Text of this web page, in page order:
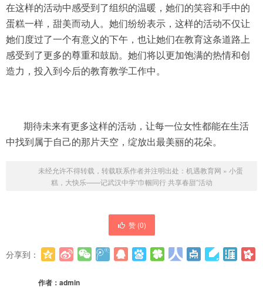
在这样的活动中感受到了组织的温暖，她们的笑容和手中的
蛋糕一样，甜美而动人。她们纷纷表示，这样的活动不仅让
她们度过了一个有意义的下午，也让她们在教育这条道路上
感受到了更多的尊重和鼓励。她们将以更加饱满的热情和创
造力，投入到今后的教育教学工作中。
期待未来有更多这样的活动，让每一位女性都能在生活
中找到属于自己的那片天空，绽放出最美丽的花朵。
未经允许不得转载，转载联系作者并注明出处： 机遇教育网 » 小蛋
糕，大快乐——记武汉中学“巾帼同行 共享春甜”活动
赞 (0)
分享到：
作者： admin